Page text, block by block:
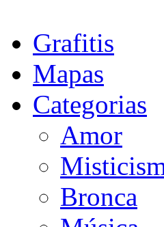
Grafitis
Mapas
Categorias
Amor
Bronca